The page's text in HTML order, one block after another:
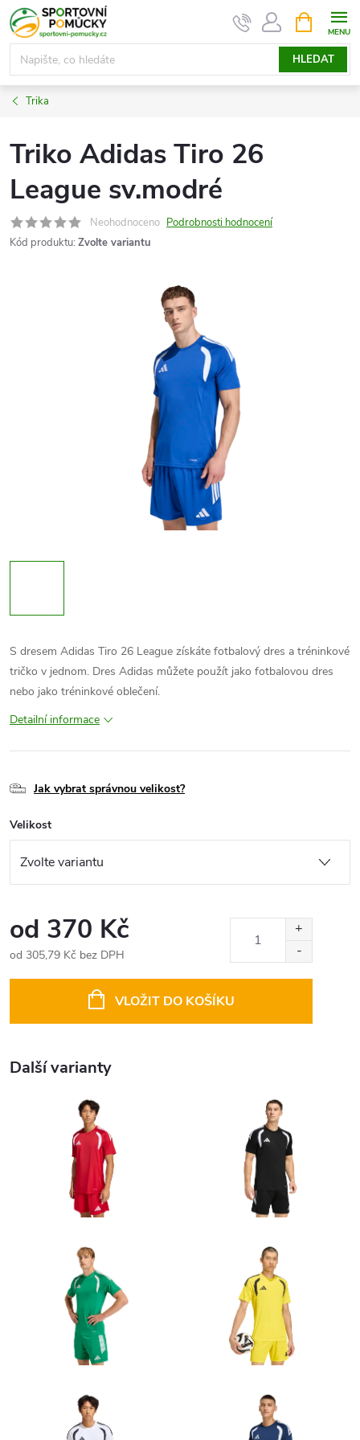
Přejít
na
obsah
HLEDAT
NÁKUPNÍ
KOŠÍK
Trika
Triko Adidas Tiro 26
League sv.modré
Neohodnoceno Podrobnosti hodnocení
Kód produktu: Zvolte variantu
S dresem Adidas Tiro 26 League získáte fotbalový dres a tréninkové
tričko v jednom. Dres Adidas můžete použít jako fotbalovou dres
nebo jako tréninkové oblečení.
Detailní informace
Jak vybrat správnou velikost?
Velikost
od 370 Kč
od 305,79 Kč bez DPH
VLOŽIT DO KOŠÍKU
Další varianty